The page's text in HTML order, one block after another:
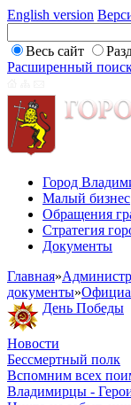
English version
Весь сайт
Расширенный
Город
Малый бизнес
Обращения
Стратегия
Документы
Главная»
документы»
День Победы
Новости
Бессмертный полк
Вспомним всех
Владимирцы -